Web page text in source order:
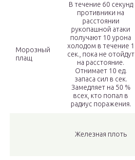
Морозный
плащ
В течение 60 секунд
противники на
расстоянии
рукопашной атаки
получают 10 урона
холодом в течение 1
сек., пока не отойдут
на расстояние.
Отнимает 10 ед.
запаса сил в сек.
Замедляет на 50 %
всех, кто попал в
радиус поражения.
Железная плоть